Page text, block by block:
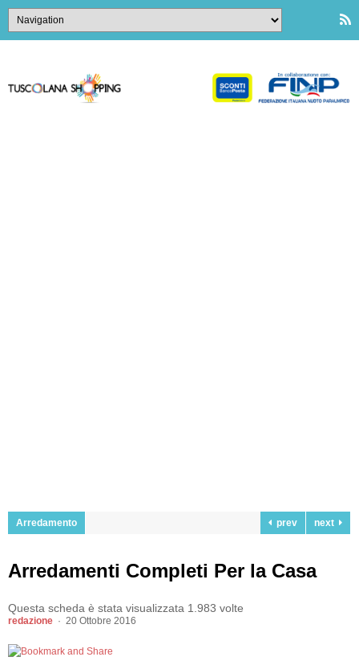
Arredamento prev next
Arredamenti Completi Per la Casa
Questa scheda è stata visualizzata 1.983 volte
redazione 20 Ottobre 2016